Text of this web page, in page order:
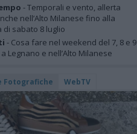
- Temporali e vento, allerta
nell’Alto Milanese fino alla
di sabato 8 luglio
- Cosa fare nel weekend del 7, 8 e 9
Legnano e nell’Alto Milanese
Fotografiche WebTV